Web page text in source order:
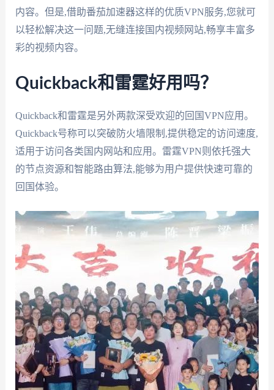
内容。但是,借助番茄加速器这样的优质VPN服务,您就可
以轻松解决这一问题,无缝连接国内视频网站,畅享丰富多
彩的视频内容。
Quickback和雷霆好用吗？
Quickback和雷霆是另外两款深受欢迎的回国VPN应用。
Quickback号称可以突破防火墙限制,提供稳定的访问速度,
适用于访问各类国内网站和应用。雷霆VPN则依托强大
的节点资源和智能路由算法,能够为用户提供快速可靠的
回国体验。